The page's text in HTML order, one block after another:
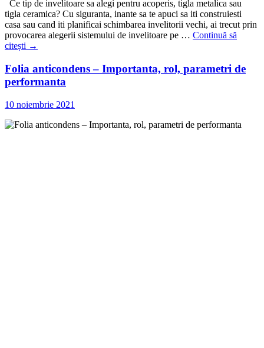
Ce tip de invelitoare sa alegi pentru acoperis, tigla metalica sau
tigla ceramica? Cu siguranta, inante sa te apuci sa iti construiesti
casa sau cand iti planificai schimbarea invelitorii vechi, ai trecut prin
provocarea alegerii sistemului de invelitoare pe … Continuă să
citești →
Folia anticondens – Importanta, rol, parametri de
performanta
10 noiembrie 2021